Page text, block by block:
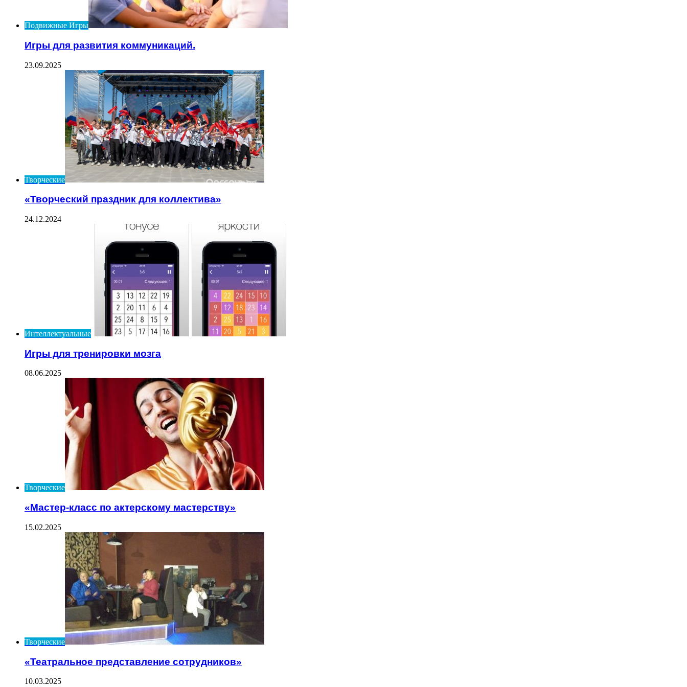
Подвижные Игры
Игры для развития коммуникаций.
23.09.2025
Творческие
«Творческий праздник для коллектива»
24.12.2024
Интеллектуальные
Игры для тренировки мозга
08.06.2025
Творческие
«Мастер-класс по актерскому мастерству»
15.02.2025
Творческие
«Театральное представление сотрудников»
10.03.2025